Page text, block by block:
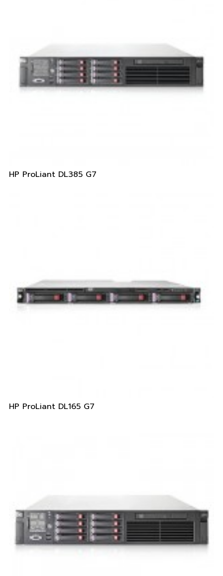
HP ProLiant DL385 G7
HP ProLiant DL165 G7